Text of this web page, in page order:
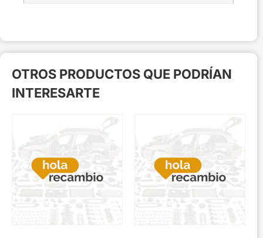
OTROS PRODUCTOS QUE PODRÍAN
INTERESARTE